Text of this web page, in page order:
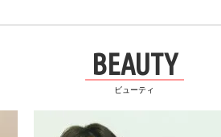
BEAUTY
ビューティ